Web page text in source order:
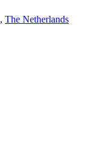
, The Netherlands